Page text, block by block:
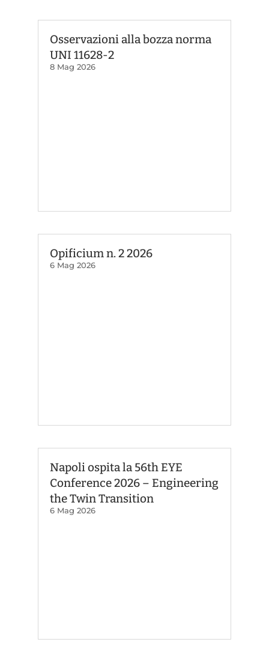
Osservazioni alla bozza norma
UNI 11628-2
8 Mag 2026
Opificium n. 2 2026
6 Mag 2026
Napoli ospita la 56th EYE
Conference 2026 – Engineering
the Twin Transition
6 Mag 2026